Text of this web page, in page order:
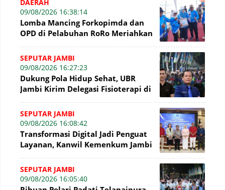
DAERAH
09/08/2026 16:38:14
Lomba Mancing Forkopimda dan
OPD di Pelabuhan RoRo Meriahkan
Barat
SEPUTAR JAMBI
09/08/2026 16:27:23
Dukung Pola Hidup Sehat, UBR
Jambi Kirim Delegasi Fisioterapi di
SEPUTAR JAMBI
09/08/2026 16:08:42
Transformasi Digital Jadi Penguat
Layanan, Kanwil Kemenkum Jambi
SEPUTAR JAMBI
09/08/2026 16:05:40